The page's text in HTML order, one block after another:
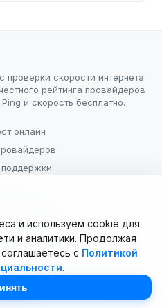
скорости интернета
рейтинга провайдеров
и скорость бесплатно.
онлайн
Долматова В.В.). Все права
и используем cookie для
и аналитики. Продолжая
с Политикой
.